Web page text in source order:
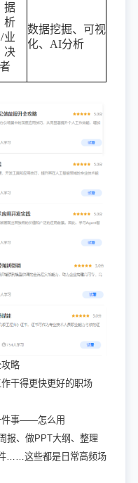
析
业
决
数据挖掘、可视
化、AI分析
略
干得更快更好的职场
件事——怎么用
报、做PPT大纲、整理
……这些都是日常高频场